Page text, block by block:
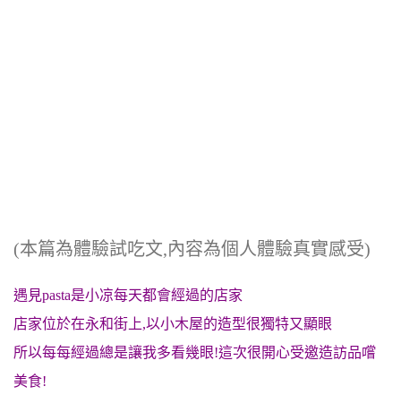
(本篇為體驗試吃文,內容為個人體驗真實感受)
遇見pasta是小凉每天都會經過的店家
店家位於在永和街上,以小木屋的造型很獨特又顯眼
所以每每經過總是讓我多看幾眼!這次很開心受邀造訪品嚐
美食!